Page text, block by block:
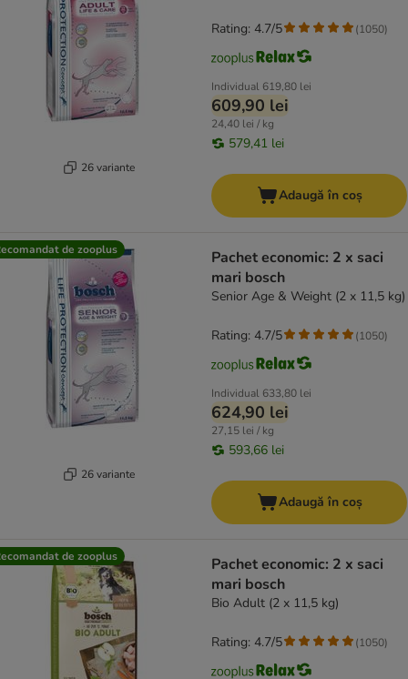
26 variante
Individual 619,80 lei
609,90 lei
24,40 lei / kg
579,41 lei
Rating: 4.7/5 (1050)
Adaugă în coș
de zooplus
26 variante
Pachet economic: 2 x saci
mari bosch
Senior Age & Weight (2 x 11,5 kg)
Individual 633,80 lei
624,90 lei
27,15 lei / kg
593,66 lei
Rating: 4.7/5 (1050)
Adaugă în coș
de zooplus
Pachet economic: 2 x saci
mari bosch
Bio Adult (2 x 11,5 kg)
Rating: 4.7/5 (1050)